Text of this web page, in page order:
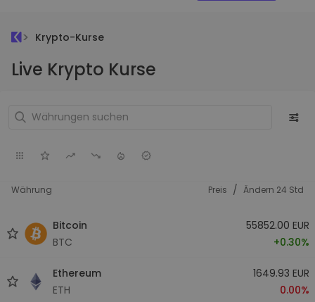
Krypto-Kurse
Live Krypto Kurse
Währung Preis / Ändern 24 Std
Bitcoin
BTC
55852.00 EUR
+0.30%
Ethereum
ETH
1649.93 EUR
0.00%